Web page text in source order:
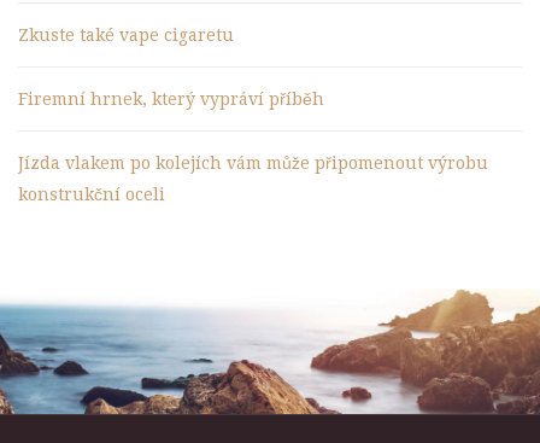
Zkuste také vape cigaretu
Firemní hrnek, který vypráví příběh
Jízda vlakem po kolejích vám může připomenout výrobu
konstrukční oceli